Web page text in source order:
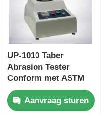
UP-1010 Taber
Abrasion Tester
Conform met ASTM
D4060, ASTM D1044,
ISO 5470 en JIS
K7204 met
Aanvraag sturen